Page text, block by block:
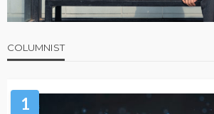
COLUMNIST
1